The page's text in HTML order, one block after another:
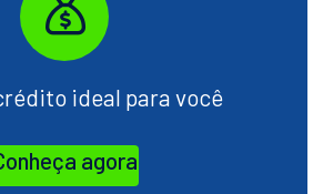
ideal para você
agora